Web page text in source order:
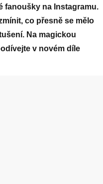
fanoušky na Instagramu.
co přesně se mělo
Na magickou
v novém díle